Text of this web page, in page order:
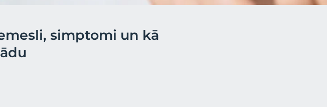
Clinical
izsmidzinātājs ar
Socialinės misijos programa
Skatīt visus produktus
simptomi un kā